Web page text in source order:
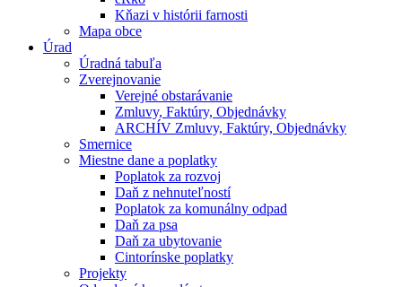
Kňazi v histórii farnosti
Mapa obce
Úrad
Úradná tabuľa
Zverejnovanie
Verejné obstarávanie
Zmluvy, Faktúry, Objednávky
ARCHÍV Zmluvy, Faktúry, Objednávky
Smernice
Miestne dane a poplatky
Poplatok za rozvoj
Daň z nehnuteľností
Poplatok za komunálny odpad
Daň za psa
Daň za ubytovanie
Cintorínske poplatky
Projekty